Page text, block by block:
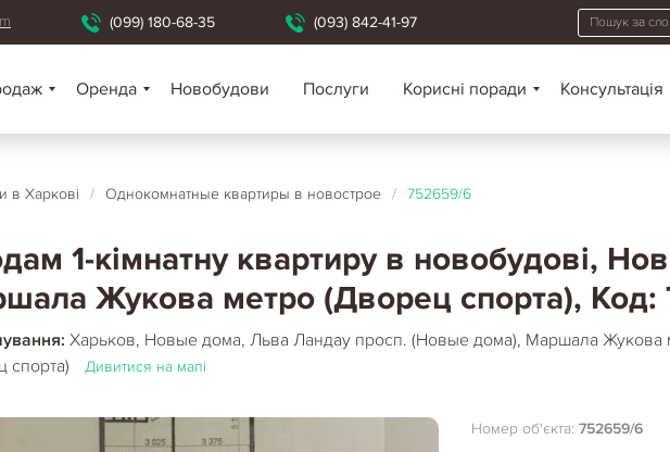
(099) 180-68-35 (093) 842-41-97
Оренда Новобудови Послуги Корисні поради Консультація
в Харкові / Однокомнатные квартиры в новострое / 752659/6
1-кімнатну квартиру в новобудові,
Жукова метро (Дворец спорта), Код:
Харьков, Новые дома, Льва Ландау просп. (Новые дома), Маршала Жукова
спорта)
Дивитися на мапі
Номер об'єкта: 752659/6